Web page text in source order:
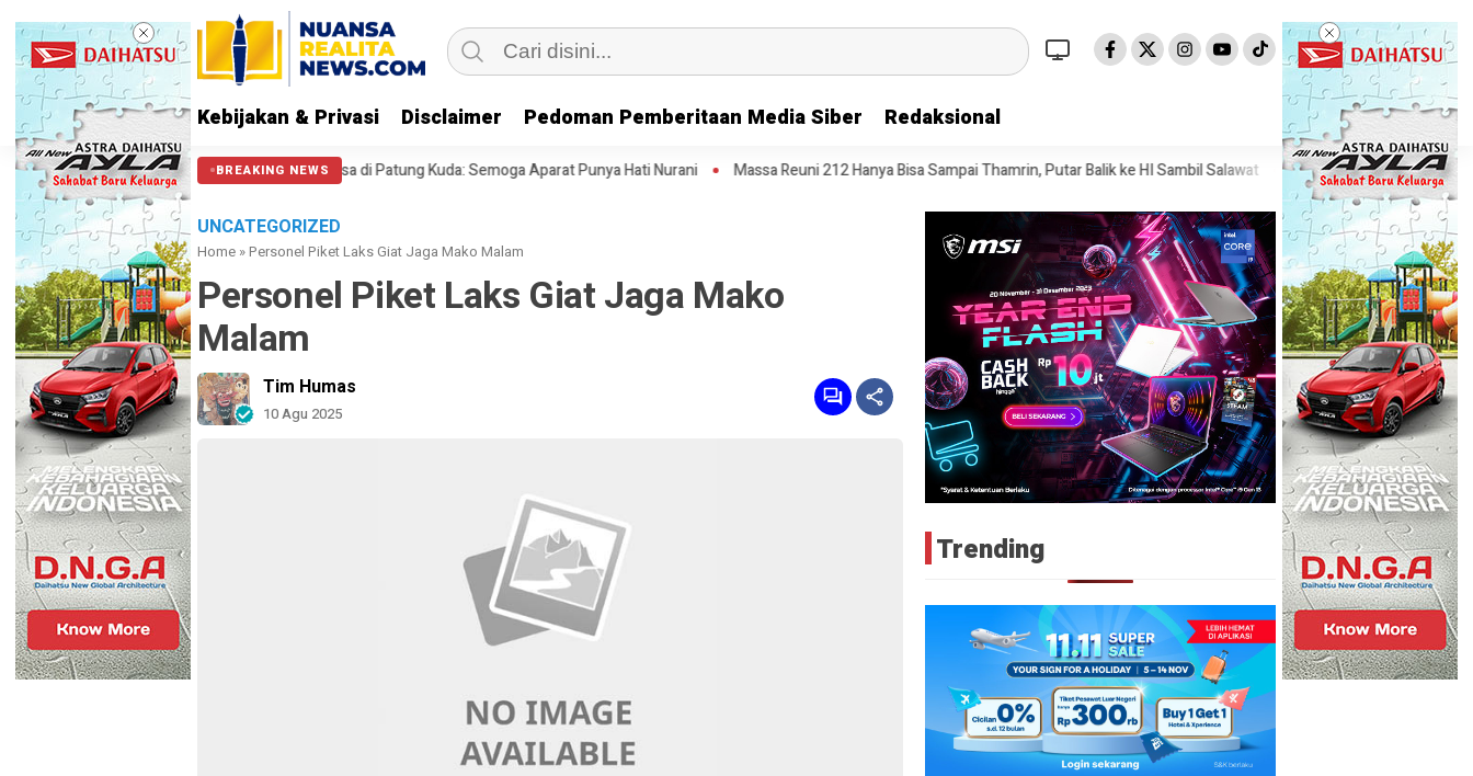
Kebijakan & Privasi Disclaimer Pedoman Pemberitaan Media Siber Redaksional
BREAKING NEWS
212 soal Polisi Halangi Massa di Patung Kuda: Semoga Aparat Punya Hati Nurani Massa Reuni 212 Hanya Bisa Sampai Thamrin, Putar Balik ke HI Sambil Salawat Prof Tjandra: Varian Omicron Mungkin
UNCATEGORIZED
Home »Personel Piket Laks Giat Jaga Mako Malam
Personel Piket Laks Giat Jaga Mako
Malam
Tim Humas
10 Agu 2025
Trending